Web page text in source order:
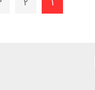
1
2